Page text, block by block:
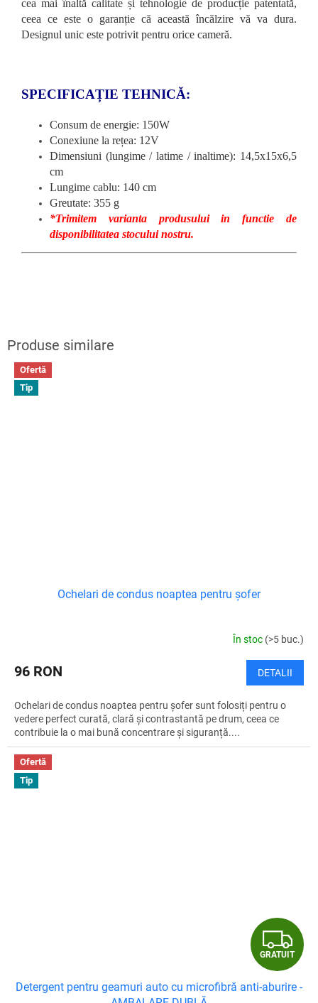
cea mai înaltă calitate și tehnologie de producție patentată,
ceea ce este o garanție că această încălzire vă va dura.
Designul unic este potrivit pentru orice cameră.
SPECIFICAȚIE TEHNICĂ:
Consum de energie: 150W
Conexiune la rețea: 12V
Dimensiuni (lungime / latime / inaltime): 14,5x15x6,5
cm
Lungime cablu: 140 cm
Greutate: 355 g
*Trimitem varianta produsului in functie de
disponibilitatea stocului nostru.
Ofertă
Tip
Ochelari de condus noaptea pentru șofer
În stoc (>5 buc.)
96 RON DETALII
Ochelari de condus noaptea pentru șofer sunt folosiți pentru o
vedere perfect curată, clară și contrastantă pe drum, ceea ce
contribuie la o mai bună concentrare și siguranță....
Ofertă
Tip
G
R
GRATUIT
Detergent pentru geamuri auto cu microfibră anti-aburire -